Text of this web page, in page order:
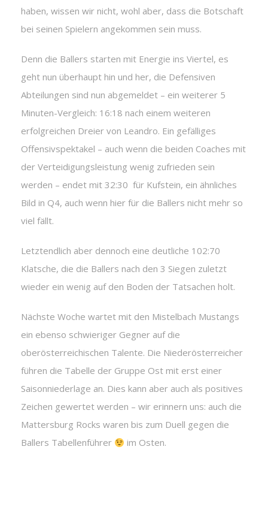
haben, wissen wir nicht, wohl aber, dass die Botschaft
bei seinen Spielern angekommen sein muss.
Denn die Ballers starten mit Energie ins Viertel, es
geht nun überhaupt hin und her, die Defensiven
Abteilungen sind nun abgemeldet – ein weiterer 5
Minuten-Vergleich: 16:18 nach einem weiteren
erfolgreichen Dreier von Leandro. Ein gefälliges
Offensivspektakel – auch wenn die beiden Coaches mit
der Verteidigungsleistung wenig zufrieden sein
werden – endet mit 32:30 für Kufstein, ein ähnliches
Bild in Q4, auch wenn hier für die Ballers nicht mehr so
viel fällt.
Letztendlich aber dennoch eine deutliche 102:70
Klatsche, die die Ballers nach den 3 Siegen zuletzt
wieder ein wenig auf den Boden der Tatsachen holt.
Nächste Woche wartet mit den Mistelbach Mustangs
ein ebenso schwieriger Gegner auf die
oberösterreichischen Talente. Die Niederösterreicher
führen die Tabelle der Gruppe Ost mit erst einer
Saisonniederlage an. Dies kann aber auch als positives
Zeichen gewertet werden – wir erinnern uns: auch die
Mattersburg Rocks waren bis zum Duell gegen die
Ballers Tabellenführer
im Osten.